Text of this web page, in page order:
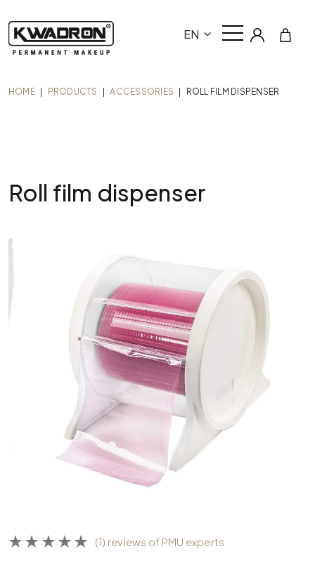
EN
HOME PRODUCTS ACCESSORIES ROLL FILM DISPENSER
Roll film dispenser
(1) reviews of PMU experts